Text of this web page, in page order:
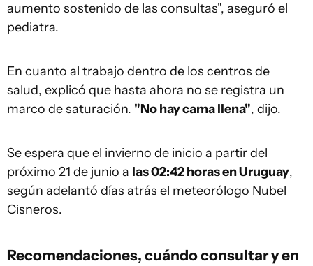
aumento sostenido de las consultas", aseguró el
pediatra.
En cuanto al trabajo dentro de los centros de
salud, explicó que hasta ahora no se registra un
marco de saturación. "No hay cama llena", dijo.
Se espera que el invierno de inicio a partir del
próximo 21 de junio a las 02:42 horas en Uruguay,
según adelantó días atrás el meteorólogo Nubel
Cisneros.
Recomendaciones, cuándo consultar y en